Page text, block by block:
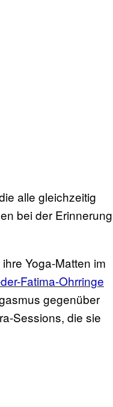
alle gleichzeitig
bei der Erinnerung
Yoga-Matten im
Fatima-Ohrringe
gegenüber
Sessions, die sie